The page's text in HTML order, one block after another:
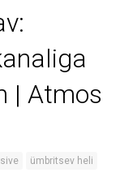
| Atmos
ümbritsev heli